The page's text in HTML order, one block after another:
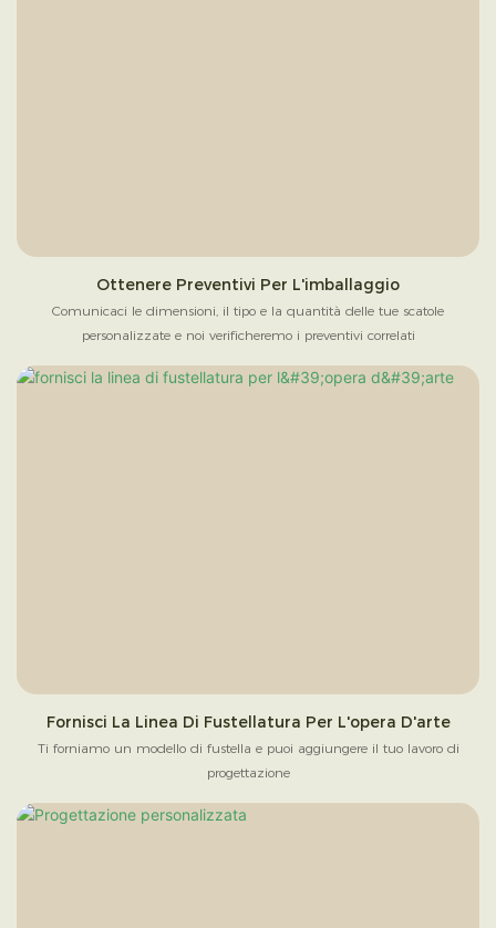
Ottenere Preventivi Per L'imballaggio
Comunicaci le dimensioni, il tipo e la quantità delle tue scatole
personalizzate e noi verificheremo i preventivi correlati
Fornisci La Linea Di Fustellatura Per L'opera D'arte
Ti forniamo un modello di fustella e puoi aggiungere il tuo lavoro di
progettazione